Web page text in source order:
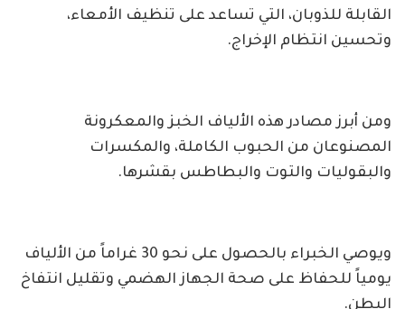
القابلة للذوبان، التي تساعد على تنظيف الأمعاء،
وتحسين انتظام الإخراج.
ومن أبرز مصادر هذه الألياف الخبز والمعكرونة
المصنوعان من الحبوب الكاملة، والمكسرات
والبقوليات والتوت والبطاطس بقشرها.
ويوصي الخبراء بالحصول على نحو 30 غراماً من الألياف
يومياً للحفاظ على صحة الجهاز الهضمي وتقليل انتفاخ
البطن.